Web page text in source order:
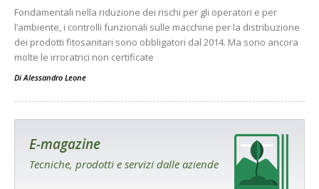
Fondamentali nella riduzione dei rischi per gli operatori e per
l’ambiente, i controlli funzionali sulle macchine per la distribuzione
dei prodotti fitosanitari sono obbligatori dal 2014. Ma sono ancora
molte le irroratrici non certificate
DiAlessandro Leone
E-magazine
Tecniche, prodotti e servizi dalle aziende